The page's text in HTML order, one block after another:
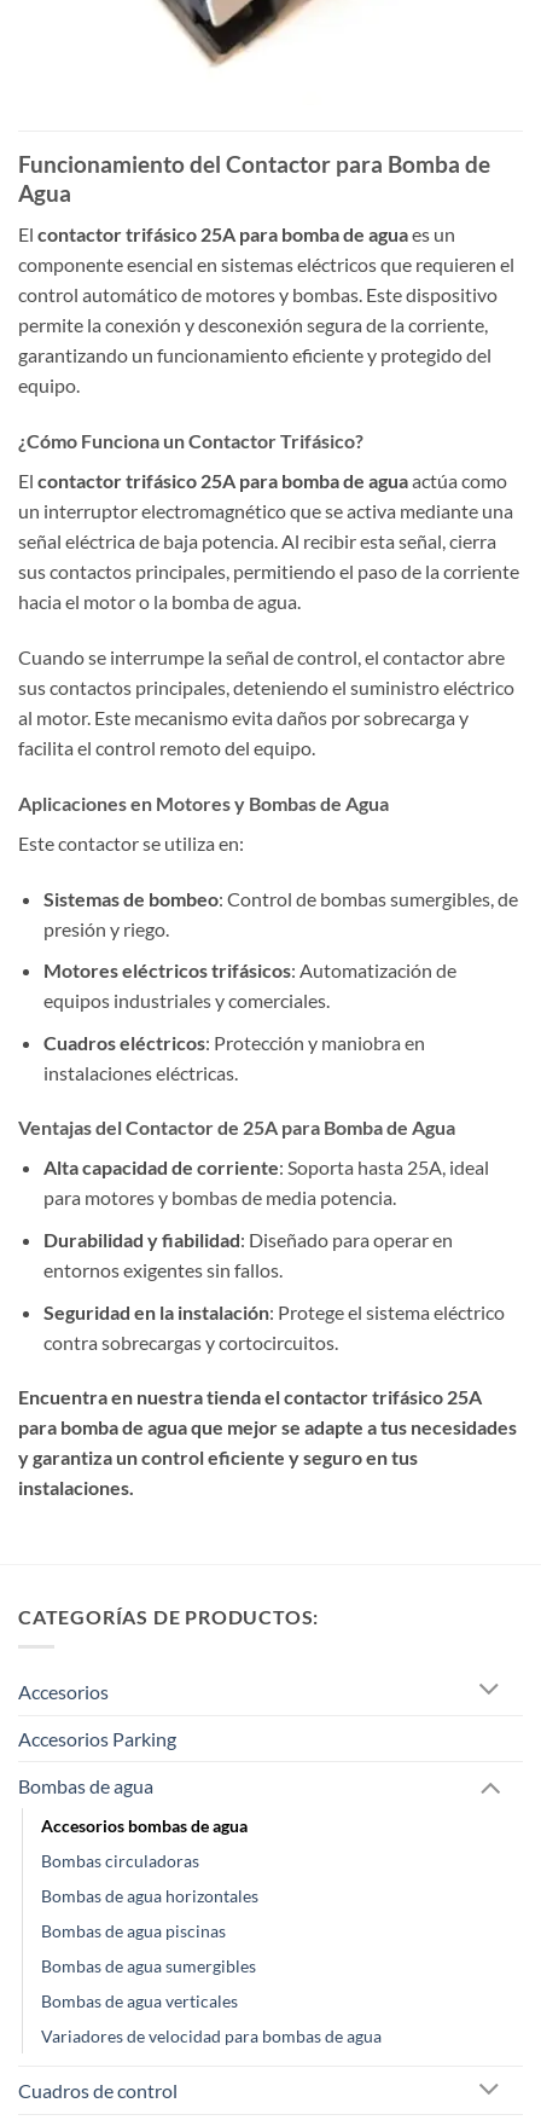
Funcionamiento del Contactor para Bomba de
Agua
El contactor trifásico 25A para bomba de aguaes un
componente esencial en sistemas eléctricos que requieren el
control automático de motores y bombas. Este dispositivo
permite la conexión y desconexión segura de la corriente,
garantizando un funcionamiento eficiente y protegido del
equipo.
¿Cómo Funciona un Contactor Trifásico?
El contactor trifásico 25A para bomba de aguaactúa como
un interruptor electromagnético que se activa mediante una
señal eléctrica de baja potencia. Al recibir esta señal, cierra
sus contactos principales, permitiendo el paso de la corriente
hacia el motor o la bomba de agua.
Cuando se interrumpe la señal de control, el contactor abre
sus contactos principales, deteniendo el suministro eléctrico
al motor. Este mecanismo evita daños por sobrecarga y
facilita el control remoto del equipo.
Aplicaciones en Motores y Bombas de Agua
Este contactor se utiliza en:
Sistemas de bombeo: Control de bombas sumergibles, de
presión y riego.
Motores eléctricos trifásicos: Automatización de
equipos industriales y comerciales.
Cuadros eléctricos: Protección y maniobra en
instalaciones eléctricas.
Ventajas del Contactor de 25A para Bomba de Agua
Alta capacidad de corriente: Soporta hasta 25A, ideal
para motores y bombas de media potencia.
Durabilidad y fiabilidad: Diseñado para operar en
entornos exigentes sin fallos.
Seguridad en la instalación: Protege el sistema eléctrico
contra sobrecargas y cortocircuitos.
Encuentra en nuestra tienda el contactor trifásico 25A
para bomba de agua que mejor se adapte a tus necesidades
y garantiza un control eficiente y seguro en tus
instalaciones.
CATEGORÍAS DE PRODUCTOS:
Accesorios
Accesorios Parking
Bombas de agua
Accesorios bombas de agua
Bombas circuladoras
Bombas de agua horizontales
Bombas de agua piscinas
Bombas de agua sumergibles
Bombas de agua verticales
Variadores de velocidad para bombas de agua
Cuadros de control